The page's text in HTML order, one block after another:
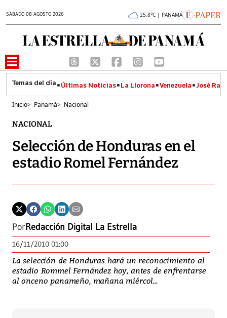
SÁBADO 08 AGOSTO 2026 25.8°C | PANAMÁ
Últimas Noticias La Llorona Venezuela José
Inicio> Panamá> Nacional
NACIONAL
Selección de Honduras en el
estadio Romel Fernández
PorRedacción Digital La Estrella
16/11/2010 01:00
La selección de Honduras hará un reconocimiento al
estadio Rommel Fernández hoy, antes de enfrentarse
al onceno panameño, mañana miércol...